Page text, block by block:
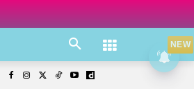
NEW